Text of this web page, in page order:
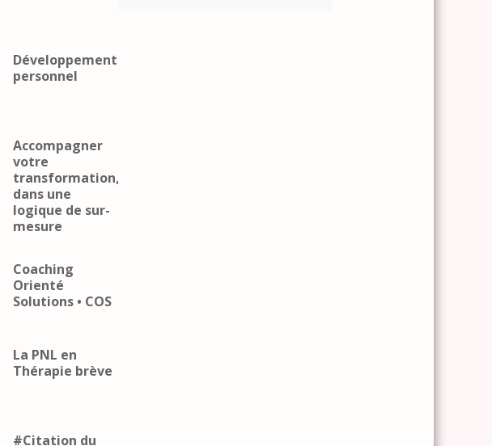
Développement
personnel
Accompagner
votre
transformation,
dans une
logique de sur-
mesure
Coaching
Orienté
Solutions • COS
La PNL en
Thérapie brève
#Citation du